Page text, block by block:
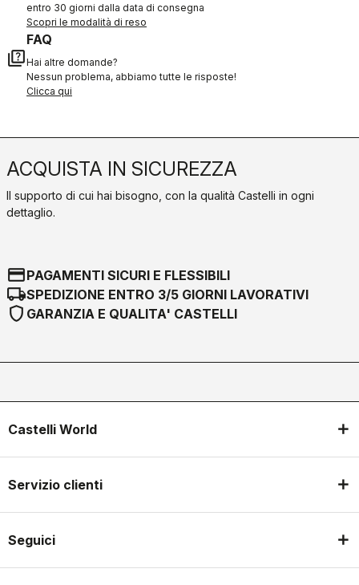
entro 30 giorni dalla data di consegna
Scopri le modalità di reso
quiz
FAQ
Hai altre domande?
Nessun problema, abbiamo tutte le risposte!
Clicca qui
ACQUISTA IN SICUREZZA
Il supporto di cui hai bisogno, con la qualità Castelli in ogni
dettaglio.
credit_cardPAGAMENTI SICURI E FLESSIBILI
local_shippingSPEDIZIONE ENTRO 3/5 GIORNI LAVORATIVI
shield GARANZIA E QUALITA' CASTELLI
Castelli World
Servizio clienti
Seguici